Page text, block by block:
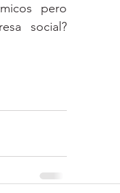
pero
social?